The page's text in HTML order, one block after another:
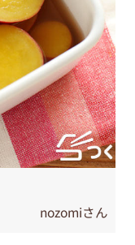
nozomiさん